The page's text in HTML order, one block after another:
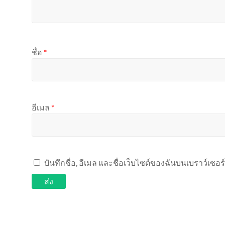
ชื่อ *
อีเมล *
บันทึกชื่อ, อีเมล และชื่อเว็บไซต์ของฉันบนเบราว์เซ